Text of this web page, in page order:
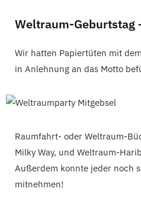
Weltraum-Geburtstag
Wir hatten Papiertüten mit
in Anlehnung an das Motto
Raumfahrt- oder Weltraum-
Milky Way, und Weltraum-
Außerdem konnte jeder noch
mitnehmen!